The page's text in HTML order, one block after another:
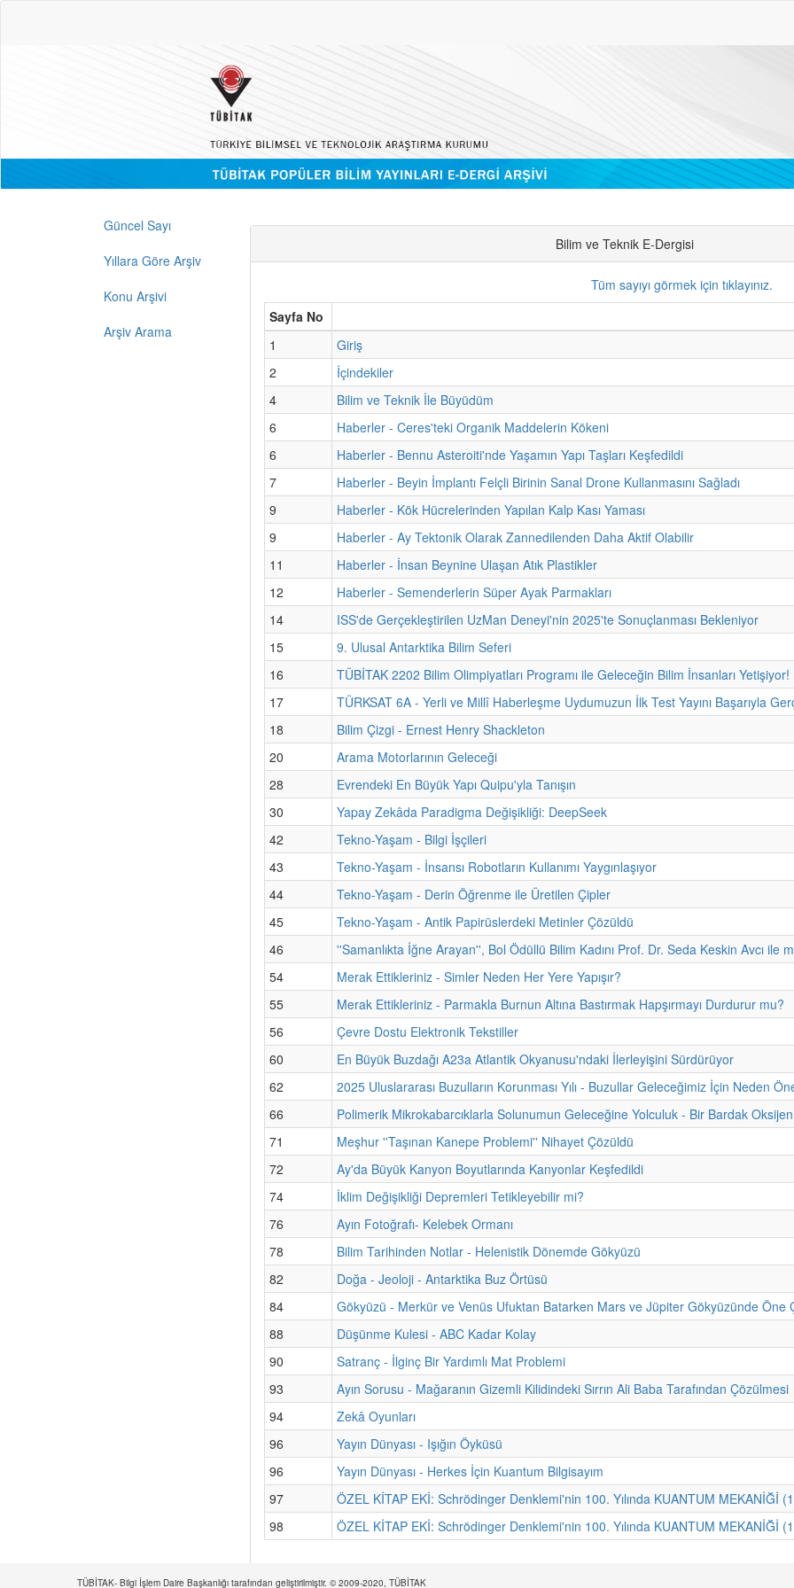
Güncel Sayı
Yıllara Göre Arşiv
Konu Arşivi
Arşiv Arama
Bilim ve Teknik E-Dergisi
Tüm sayıyı görmek için tıklayınız.
Sayfa No
1
Giriş
2
İçindekiler
4
Bilim ve Teknik İle Büyüdüm
6
Haberler - Ceres'teki Organik Maddelerin Kökeni
6
Haberler - Bennu Asteroiti'nde Yaşamın Yapı Taşları Keşfedildi
7
Haberler - Beyin İmplantı Felçli Birinin Sanal Drone Kullanmasını Sağladı
9
Haberler - Kök Hücrelerinden Yapılan Kalp Kası Yaması
9
Haberler - Ay Tektonik Olarak Zannedilenden Daha Aktif Olabilir
11
Haberler - İnsan Beynine Ulaşan Atık Plastikler
12
Haberler - Semenderlerin Süper Ayak Parmakları
14
ISS'de Gerçekleştirilen UzMan Deneyi'nin 2025'te Sonuçlanması Bekleniyor
15
9. Ulusal Antarktika Bilim Seferi
16
TÜBİTAK 2202 Bilim Olimpiyatları Programı ile Geleceğin Bilim İnsanları Yetişiyor!
17
TÜRKSAT 6A - Yerli ve Millî Haberleşme Uydumuzun İlk Test Yayını Başarıyla
18
Bilim Çizgi - Ernest Henry Shackleton
20
Arama Motorlarının Geleceği
28
Evrendeki En Büyük Yapı Quipu'yla Tanışın
30
Yapay Zekâda Paradigma Değişikliği: DeepSeek
42
Tekno-Yaşam - Bilgi İşçileri
43
Tekno-Yaşam - İnsansı Robotların Kullanımı Yaygınlaşıyor
44
Tekno-Yaşam - Derin Öğrenme ile Üretilen Çipler
45
Tekno-Yaşam - Antik Papirüslerdeki Metinler Çözüldü
46
''Samanlıkta İğne Arayan'', Bol Ödüllü Bilim Kadını Prof. Dr. Seda Keskin Avcı ile
54
Merak Ettikleriniz - Simler Neden Her Yere Yapışır?
55
Merak Ettikleriniz - Parmakla Burnun Altına Bastırmak Hapşırmayı Durdurur mu?
56
Çevre Dostu Elektronik Tekstiller
60
En Büyük Buzdağı A23a Atlantik Okyanusu'ndaki İlerleyişini Sürdürüyor
62
2025 Uluslararası Buzulların Korunması Yılı - Buzullar Geleceğimiz İçin Neden
66
Polimerik Mikrokabarcıklarla Solunumun Geleceğine Yolculuk - Bir Bardak
71
Meşhur ''Taşınan Kanepe Problemi'' Nihayet Çözüldü
72
Ay'da Büyük Kanyon Boyutlarında Kanyonlar Keşfedildi
74
İklim Değişikliği Depremleri Tetikleyebilir mi?
76
Ayın Fotoğrafı- Kelebek Ormanı
78
Bilim Tarihinden Notlar - Helenistik Dönemde Gökyüzü
82
Doğa - Jeoloji - Antarktika Buz Örtüsü
84
Gökyüzü - Merkür ve Venüs Ufuktan Batarken Mars ve Jüpiter Gökyüzünde Öne
88
Düşünme Kulesi - ABC Kadar Kolay
90
Satranç - İlginç Bir Yardımlı Mat Problemi
93
Ayın Sorusu - Mağaranın Gizemli Kilidindeki Sırrın Ali Baba Tarafından Çözülmesi
94
Zekâ Oyunları
96
Yayın Dünyası - Işığın Öyküsü
96
Yayın Dünyası - Herkes İçin Kuantum Bilgisayım
97
ÖZEL KİTAP EKİ: Schrödinger Denklemi'nin 100. Yılında KUANTUM MEKANİĞİ
98
ÖZEL KİTAP EKİ: Schrödinger Denklemi'nin 100. Yılında KUANTUM MEKANİĞİ
TÜBİTAK- Bilgi İşlem Daire Başkanlığı tarafından geliştirilmiştir. © 2009-2020, TÜBİTAK